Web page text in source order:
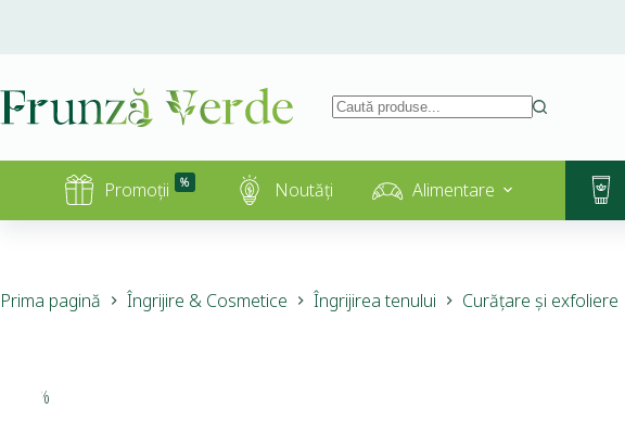
Promoții % Noutăți Alimentare
Prima pagină Îngrijire & Cosmetice Îngrijirea tenului Curățare și exfoliere
-15%